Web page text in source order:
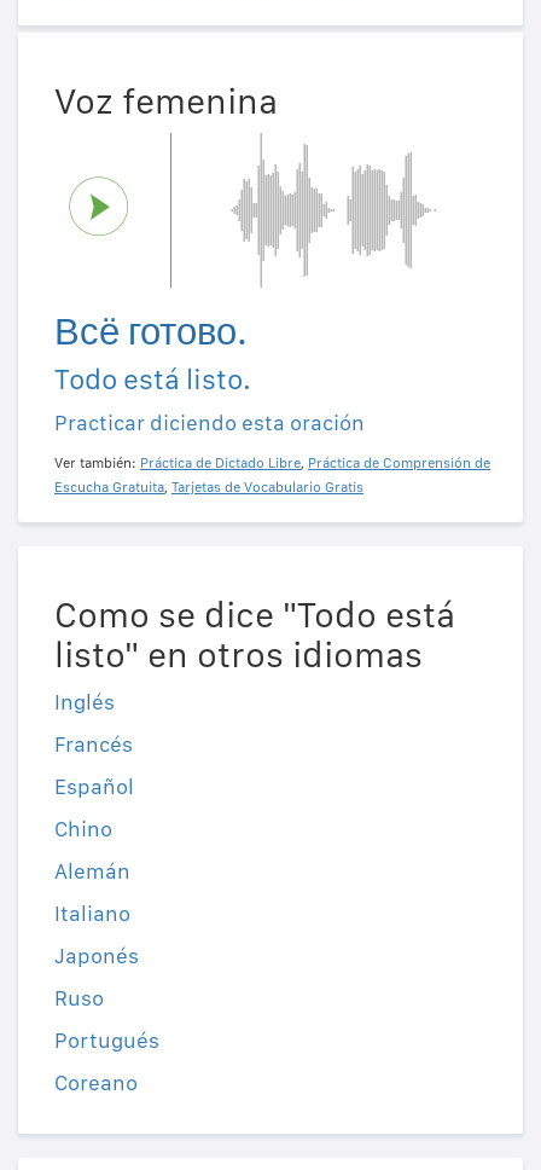
Voz femenina
Всё готово.
Todo está listo.
Practicar diciendo esta oración
Ver también: Práctica de Dictado Libre, Práctica de Comprensión de
Escucha Gratuita, Tarjetas de Vocabulario Gratis
Como se dice "Todo está
listo" en otros idiomas
Inglés
Francés
Español
Chino
Alemán
Italiano
Japonés
Ruso
Portugués
Coreano